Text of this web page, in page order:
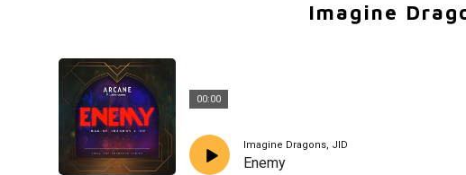
Imagine
00:00
Imagine Dragons, JID
Enemy